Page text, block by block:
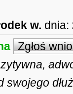
w. dnia:
Zgłoś
swojego